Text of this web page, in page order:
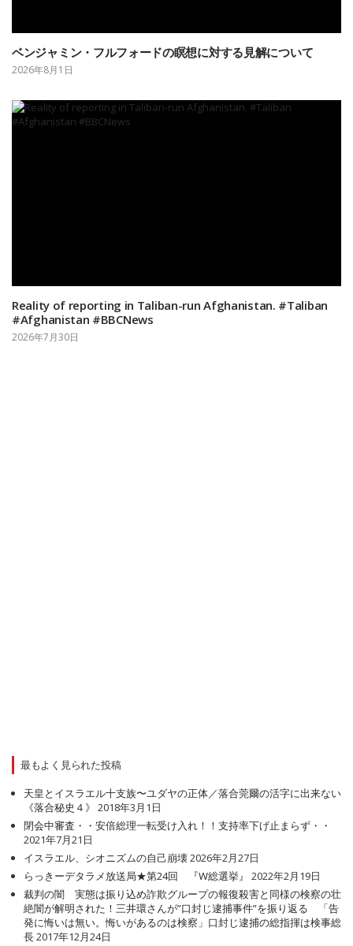
ベンジャミン・フルフォードの瞑想に対する見解について
2026年8月1日
Reality of reporting in Taliban-run Afghanistan. #Taliban
#Afghanistan #BBCNews
2026年7月30日
最もよく見られた投稿
天皇とイスラエル十支族〜ユダヤの正体／落合莞爾の活字に出来ない
《落合秘史４》 2018年3月1日
閉会中審査・・安倍総理一転受け入れ！！支持率下げ止まらず・・
2021年7月21日
イスラエル、シオニズムの自己崩壊2026年2月27日
らっきーデタラメ放送局★第24回 『W総選挙』
2022年2月19日
裁判の闇 実態は振り込め詐欺グループの報復殺害と同様の検察の壮
絶闇が解明された！三井環さんが”口封じ逮捕事件”を振り返る 「告
発に悔いは無い。悔いがあるのは検察」口封じ逮捕の総指揮は検事総
長2017年12月24日